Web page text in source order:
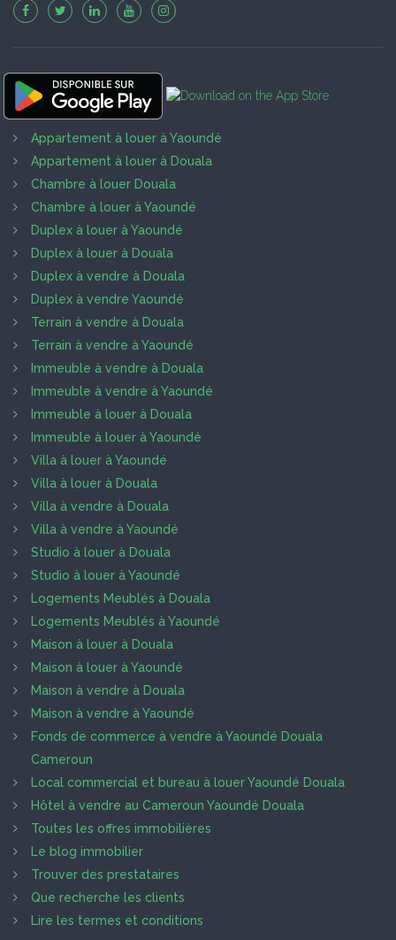
Appartement à louer à Yaoundé
Appartement à louer à Douala
Chambre à louer Douala
Chambre à louer à Yaoundé
Duplex à louer à Yaoundé
Duplex à louer à Douala
Duplex à vendre à Douala
Duplex à vendre Yaoundé
Terrain à vendre à Douala
Terrain à vendre à Yaoundé
Immeuble à vendre à Douala
Immeuble à vendre à Yaoundé
Immeuble à louer à Douala
Immeuble à louer à Yaoundé
Villa à louer à Yaoundé
Villa à louer à Douala
Villa à vendre à Douala
Villa à vendre à Yaoundé
Studio à louer à Douala
Studio à louer à Yaoundé
Logements Meublés à Douala
Logements Meublés à Yaoundé
Maison à louer à Douala
Maison à louer à Yaoundé
Maison à vendre à Douala
Maison à vendre à Yaoundé
Fonds de commerce à vendre à Yaoundé Douala
Cameroun
Local commercial et bureau à louer Yaoundé Douala
Hôtel à vendre au Cameroun Yaoundé Douala
Toutes les offres immobilières
Le blog immobilier
Trouver des prestataires
Que recherche les clients
Lire les termes et conditions